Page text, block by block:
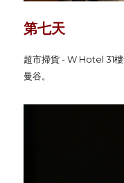
第七天
超市掃貨 - W Hotel 31
曼谷。